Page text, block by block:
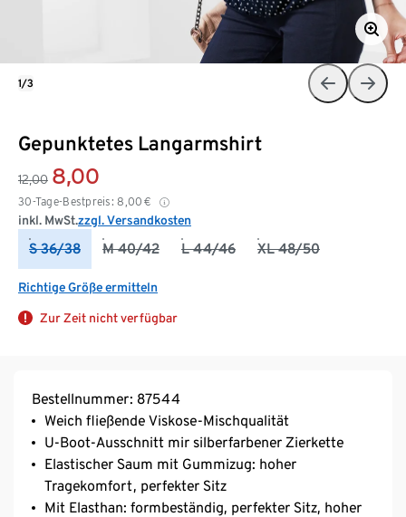
Gepunktetes Langarmshirt
12,00 8,00
30-Tage-Bestpreis: 8,00 €
inkl. MwSt.zzgl. Versandkosten
S 36/38 M 40/42 L 44/46 XL 48/50
Richtige Größe ermitteln
Zur Zeit nicht verfügbar
1/3
Bestellnummer: 87544
Weich fließende Viskose-Mischqualität
U-Boot-Ausschnitt mir silberfarbener Zierkette
Elastischer Saum mit Gummizug: hoher
Tragekomfort, perfekter Sitz
Mit Elasthan: formbeständig, perfekter Sitz, hoher